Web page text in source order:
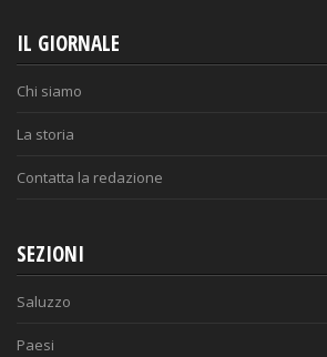
IL GIORNALE
Chi siamo
La storia
Contatta la redazione
SEZIONI
Saluzzo
Paesi